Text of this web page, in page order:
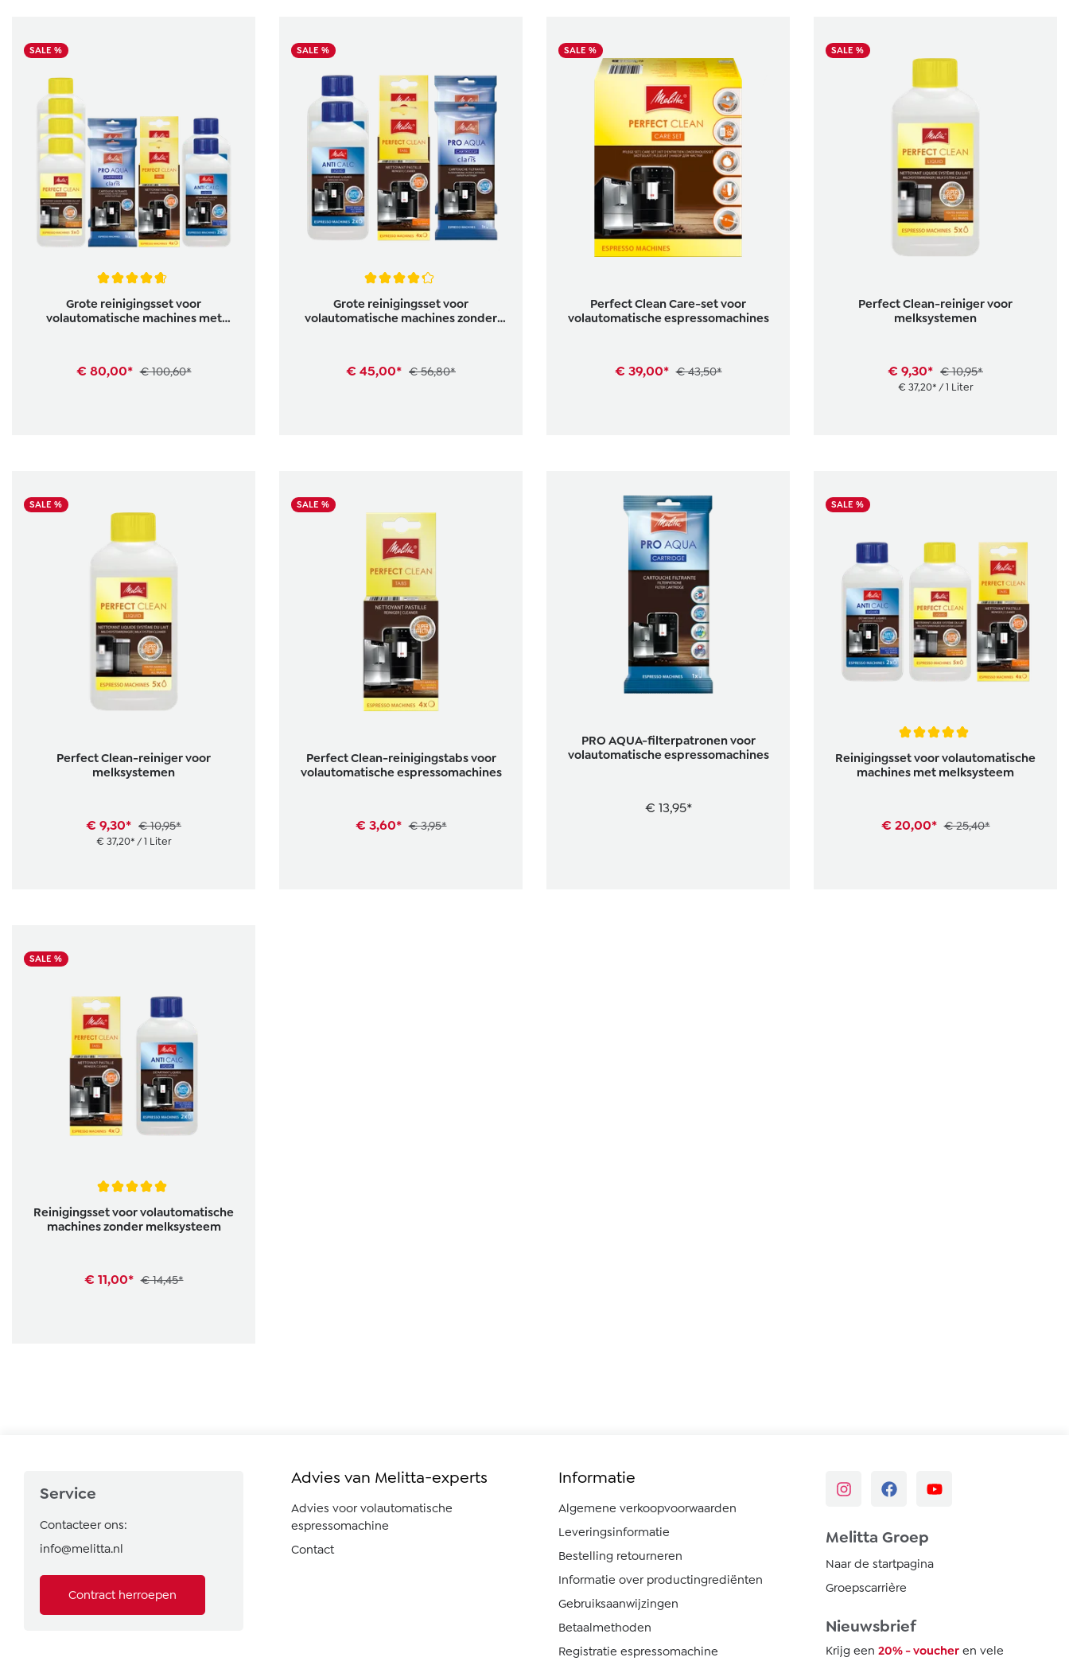
SALE %
Gemiddelde waardering van 4.6 van 5 sterren
Grote reinigingsset voor
volautomatische machines met
€ 80,00* € 100,60*
SALE %
Gemiddelde waardering van 4.3 van 5 sterren
Grote reinigingsset voor
volautomatische machines zonder
€ 45,00* € 56,80*
SALE %
Perfect Clean Care-set voor
volautomatische espressomachines
€ 39,00* € 43,50*
SALE %
Perfect Clean-reiniger voor
melksystemen
€ 9,30* € 10,95*
€ 37,20* / 1 Liter
SALE %
Perfect Clean-reiniger voor
melksystemen
€ 9,30* € 10,95*
€ 37,20* / 1 Liter
SALE %
Perfect Clean-reinigingstabs voor
volautomatische espressomachines
€ 3,60* € 3,95*
PRO AQUA-filterpatronen voor
volautomatische espressomachines
€ 13,95*
SALE %
Gemiddelde waardering van 5 van 5 sterren
Reinigingsset voor volautomatische
machines met melksysteem
€ 20,00* € 25,40*
SALE %
Gemiddelde waardering van 5 van 5 sterren
Reinigingsset voor volautomatische
machines zonder melksysteem
€ 11,00* € 14,45*
Service
Contacteer ons:
info@melitta.nl
Contract herroepen
Advies van Melitta-experts
Advies voor volautomatische
espressomachine
Contact
Informatie
Algemene verkoopvoorwaarden
Leveringsinformatie
Bestelling retourneren
Informatie over productingrediënten
Gebruiksaanwijzingen
Betaalmethoden
Registratie espressomachine
Melitta Groep
Naar de startpagina
Groepscarrière
Nieuwsbrief
Krijg een 20% - voucher en vele